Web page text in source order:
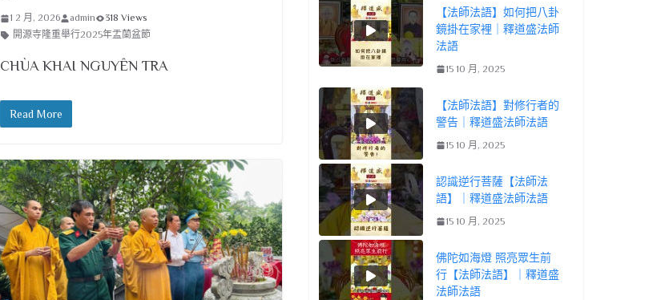
1 2 月, 2026 admin
318 Views
開源寺隆重舉行2025年盂蘭盆節
CHÙA KHAI NGUYÊN TRA
Read More
【法師法語】如何把八卦
鏡掛在家裡｜釋道盛法師
法語
15 10 月, 2025
【法師法語】對修行者的
警告｜釋道盛法師法語
15 10 月, 2025
認識逆行菩薩【法師法
語】｜釋道盛法師法語
15 10 月, 2025
佛陀如海燈 照亮眾生前
行【法師法語】｜釋道盛
法師法語